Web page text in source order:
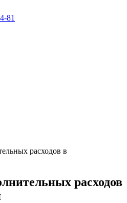
81
расходов в
расходов